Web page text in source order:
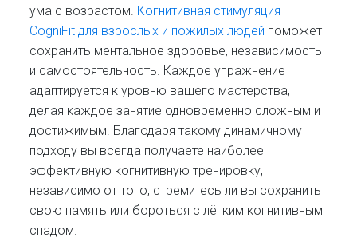
ума с возрастом. Когнитивная стимуляция
CogniFit для взрослых и пожилых людей поможет
сохранить ментальное здоровье, независимость
и самостоятельность. Каждое упражнение
адаптируется к уровню вашего мастерства,
делая каждое занятие одновременно сложным и
достижимым. Благодаря такому динамичному
подходу вы всегда получаете наиболее
эффективную когнитивную тренировку,
независимо от того, стремитесь ли вы сохранить
свою память или бороться с лёгким когнитивным
спадом.